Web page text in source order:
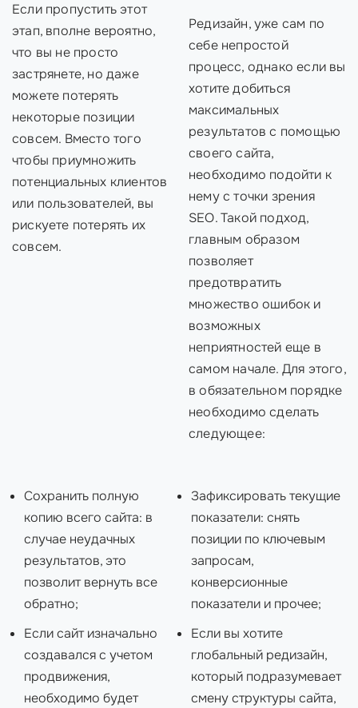
Если пропустить этот
этап, вполне вероятно,
что вы не просто
застрянете, но даже
можете потерять
некоторые позиции
совсем. Вместо того
чтобы приумножить
потенциальных клиентов
или пользователей, вы
рискуете потерять их
совсем.
Редизайн, уже сам по
себе непростой
процесс, однако если вы
хотите добиться
максимальных
результатов с помощью
своего сайта,
необходимо подойти к
нему с точки зрения
SEO. Такой подход,
главным образом
позволяет
предотвратить
множество ошибок и
возможных
неприятностей еще в
самом начале. Для этого,
в обязательном порядке
необходимо сделать
следующее:
Сохранить полную
копию всего сайта: в
случае неудачных
результатов, это
позволит вернуть все
обратно;
Если сайт изначально
создавался с учетом
продвижения,
необходимо будет
Зафиксировать текущие
показатели: снять
позиции по ключевым
запросам,
конверсионные
показатели и прочее;
Eсли вы хотите
глобальный редизайн,
который подразумевает
смену структуры сайта,